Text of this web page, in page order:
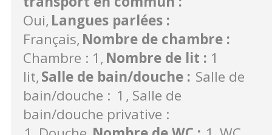
Oui Langues parlées :
Français Nombre de chambre :
Chambre : 1 Nombre de lit : 1
lit Salle de bain/douche : Salle de
bain/douche : 1
Salle de
bain/douche privative :